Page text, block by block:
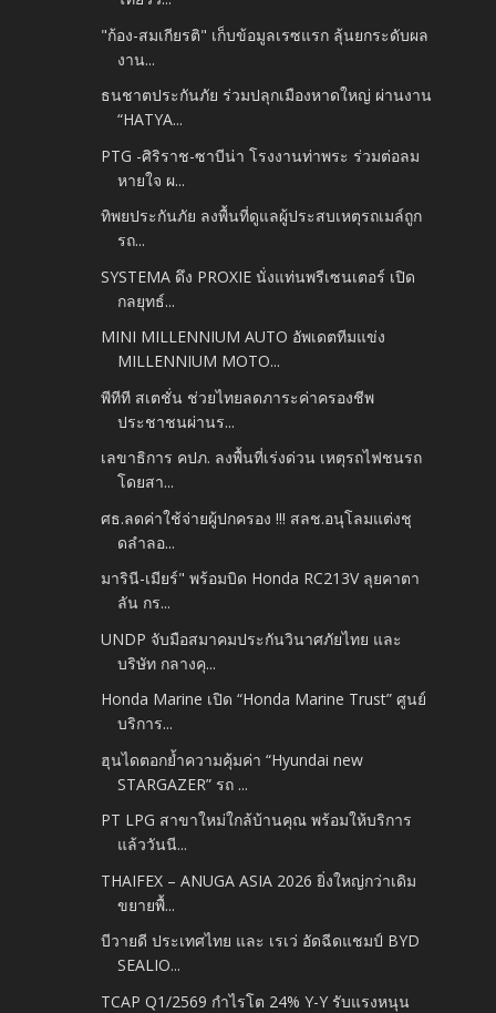
"ก้อง-สมเกียรติ" เก็บข้อมูลเรซแรก ลุ้นยกระดับผล
งาน...
ธนชาตประกันภัย ร่วมปลุกเมืองหาดใหญ่ ผ่านงาน
“HATYA...
PTG -ศิริราช-ซาบีน่า โรงงานท่าพระ ร่วมต่อลม
หายใจ ผ...
ทิพยประกันภัย ลงพื้นที่ดูแลผู้ประสบเหตุรถเมล์ถูก
รถ...
SYSTEMA ดึง PROXIE นั่งแท่นพรีเซนเตอร์ เปิด
กลยุทธ์...
MINI MILLENNIUM AUTO อัพเดตทีมแข่ง
MILLENNIUM MOTO...
พีทีที สเตชั่น ช่วยไทยลดภาระค่าครองชีพ
ประชาชนผ่านร...
เลขาธิการ คปภ. ลงพื้นที่เร่งด่วน เหตุรถไฟชนรถ
โดยสา...
ศธ.ลดค่าใช้จ่ายผู้ปกครอง !!! สลช.อนุโลมแต่งชุ
ดลำลอ...
มารินี-เมียร์" พร้อมบิด Honda RC213V ลุยคาตา
ลัน กร...
UNDP จับมือสมาคมประกันวินาศภัยไทย และ
บริษัท กลางคุ...
Honda Marine เปิด “Honda Marine Trust” ศูนย์
บริการ...
ฮุนไดตอกย้ำความคุ้มค่า “Hyundai new
STARGAZER” รถ ...
PT LPG สาขาใหม่ใกล้บ้านคุณ พร้อมให้บริการ
แล้ววันนี...
THAIFEX – ANUGA ASIA 2026 ยิ่งใหญ่กว่าเดิม
ขยายพื้...
บีวายดี ประเทศไทย และ เรเว่ อัดฉีดแชมป์ BYD
SEALIO...
TCAP Q1/2569 กำไรโต 24% Y-Y รับแรงหนุน